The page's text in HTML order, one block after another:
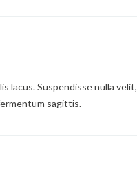
lacus. Suspendisse nulla velit,
sagittis.